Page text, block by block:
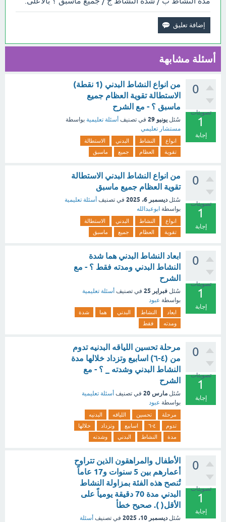
أسئلة مشابهة
0
تصويتات
1
إجابة
من انواع النشاط البدني (1 نقطة)
الاستطالة تقوية العظام جميع
ماسبق ؟ - مع الشرح
سُئل يونيو 29 في تصنيف أسئلة تعليمية بواسطة
مستشار تعليمي
انواع النشاط البدني
الاستطالة
تقوية
العظام جميع ماسبق
0
تصويتات
1
إجابة
من انواع النشاط البدني الاستطالة
تقوية العظام جميع ماسبق
سُئل ديسمبر 6، 2025 في تصنيف أسئلة تعليمية
بواسطة ابوعبدالله
انواع النشاط البدني
الاستطالة
تقوية
العظام جميع ماسبق
0
تصويتات
1
إجابة
ابعاد النشاط البدني هما شدة
النشاط البدني ومدته فقط ؟ - مع
الشرح
سُئل فبراير 25 في تصنيف أسئلة تعليمية
بواسطة عبود
ابعاد النشاط البدني هما
شدة
ومدته
فقط
0
تصويتات
1
إجابة
مرحلة تحسين اللياقه البدنيه تدوم
من (٤-٦) اسابيع وتزداد خلالها مدة
النشاط البدني وشدته _ ؟ - مع
الشرح
سُئل مارس 20 في تصنيف أسئلة تعليمية
بواسطة عبود
مرحلة تحسين اللياقه
البدنيه
تدوم
٤-٦ اسابيع وتزداد
خلالها
مدة
النشاط البدني وشدته
0
تصويتات
1
إجابة
الأطفال والمراهقون الذين تتراوح
أعمارهم بين 5 سنوات و17 عاماً
تُنصح هذه الفئة بمزاولة النشاط
البدني مدة 70 دقيقة يومياً على
الأقل( ). صحيح خطأ
سُئل ديسمبر 10، 2025 في تصنيف أسئلة